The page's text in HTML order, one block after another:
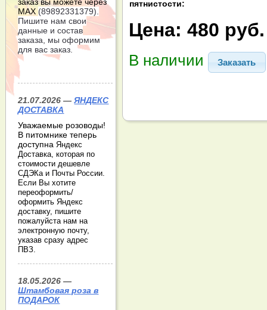
пятнистости:
Цена: 480 руб.
В наличии Заказать
заказ вы можете через
МАХ (89892331379).
Пишите нам свои
данные и состав
заказа, мы оформим
для вас заказ.
21.07.2026 —ЯНДЕКС
ДОСТАВКА
Уважаемые розоводы!
В питомнике теперь
доступнаЯндекс
Доставка, которая по
стоимости дешевле
СДЭКа и Почты России.
Если Вы хотите
переоформить/
оформить Яндекс
доставку, пишите
пожалуйста нам на
электронную почту,
указав сразу адрес
ПВЗ.
18.05.2026 —
Штамбовая роза в
ПОДАРОК